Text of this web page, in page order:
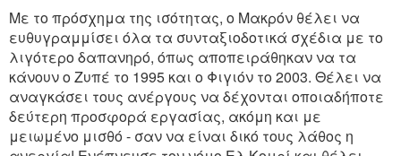
Με το πρόσχημα της ισότητας, ο Mακρόν θέλει να
ευθυγραμμίσει όλα τα συνταξιοδοτικά σχέδια με το
λιγότερο δαπανηρό, όπως αποπειράθηκαν να τα
κάνουν ο Ζυπέ το 1995 και ο Φιγιόν το 2003. Θέλει να
αναγκάσει τους ανέργους να δέχονται οποιαδήποτε
δεύτερη προσφορά εργασίας, ακόμη και με
μειωμένο μισθό - σαν να είναι δικό τους λάθος η